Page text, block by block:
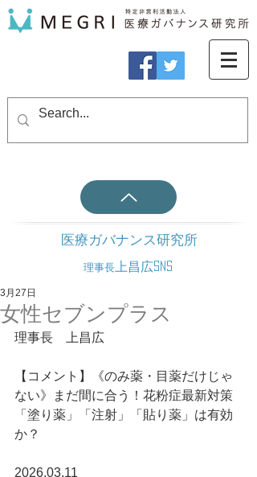
医療ガバナンス研究所
理事長 上昌広SNS
女性セブンプラス
3月27日
理事長　上昌広
【コメント】《のみ薬・目薬だけじゃ
ない》まだ間に合う！花粉症最新対策
「塗り薬」「注射」「貼り薬」は有効
か？
2026.03.11